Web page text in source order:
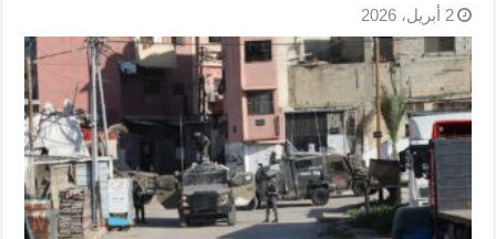
2 أبريل، 2026